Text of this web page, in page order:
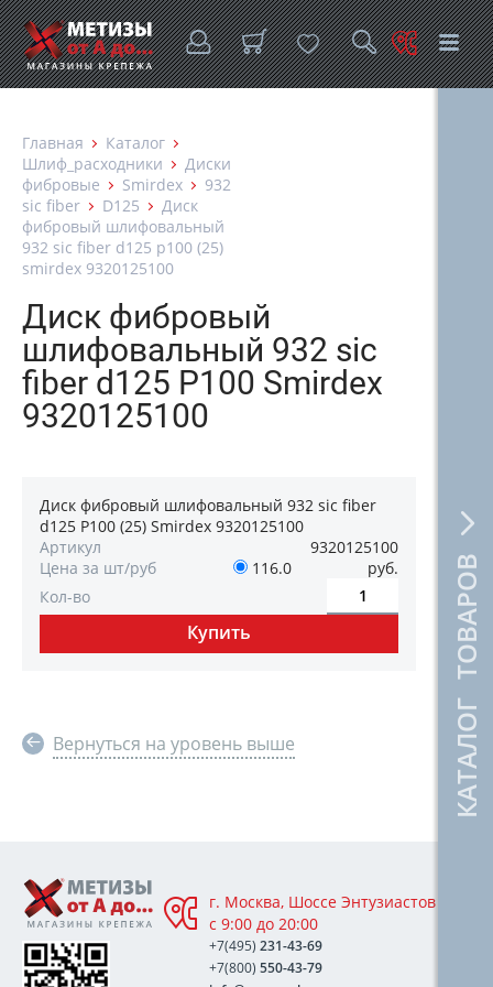
КАТАЛОГ ТОВАРОВ
Главная
Каталог
Шлиф_расходники
Диски
фибровые
Smirdex
932
sic fiber
D125
Диск
фибровый шлифовальный
932 sic fiber d125 p100 (25)
smirdex 9320125100
Диск фибровый
шлифовальный 932 sic
fiber d125 P100 Smirdex
9320125100
Диск фибровый шлифовальный 932 sic fiber
d125 P100 (25) Smirdex 9320125100
Артикул
9320125100
Цена за шт/руб
116.0
руб.
Кол-во
Вернуться на уровень выше
г. Москва, Шоссе Энтузиастов 76А,
с 9:00 до 20:00
+7(495) 231-43-69
+7(800) 550-43-79